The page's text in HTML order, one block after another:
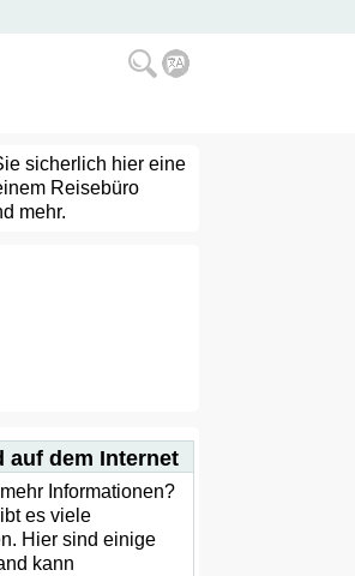
sicherlich hier eine
Reisebüro
mehr.
auf dem Internet
Informationen?
es viele
Hier sind einige
kann